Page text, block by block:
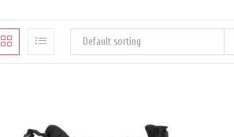
Default sorting